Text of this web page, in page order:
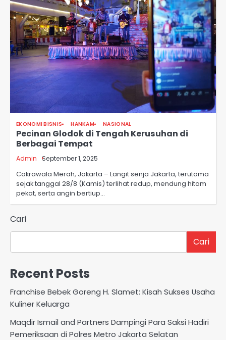
EKONOMI BISNIS HANKAM NASIONAL
Pecinan Glodok di Tengah Kerusuhan di
Berbagai Tempat
Admin September 1, 2025
Cakrawala Merah, Jakarta – Langit senja Jakarta, terutama
sejak tanggal 28/8 (Kamis) terlihat redup, mendung hitam
pekat, serta angin bertiup…
Cari
Cari
Recent Posts
Franchise Bebek Goreng H. Slamet: Kisah Sukses Usaha
Kuliner Keluarga
Maqdir Ismail and Partners Dampingi Para Saksi Hadiri
Pemeriksaan di Polres Metro Jakarta Selatan